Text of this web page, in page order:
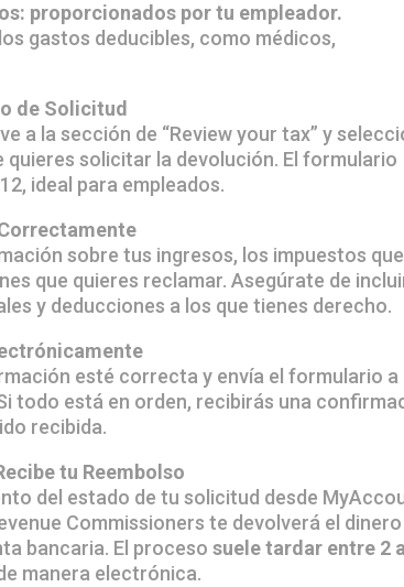
proporcionados por tu empleador.
gastos deducibles, como médicos,
de Solicitud
a la sección de “Review your tax” y
quieres solicitar la devolución. El formulario
ideal para empleados.
sobre tus ingresos, los impuestos que
que quieres reclamar. Asegúrate de
y deducciones a los que tienes derecho.
esté correcta y envía el formulario a
todo está en orden, recibirás una
recibida.
tu Reembolso
del estado de tu solicitud desde
Commissioners te devolverá el dinero
bancaria. El procesosuele tardar entre 2
manera electrónica.